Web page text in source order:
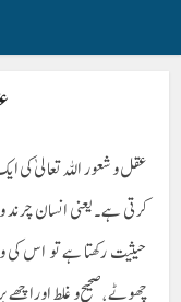
عقل و شعور اللہ تعالیٰ
کرتی ہے۔یعنی انسان چرند
حیثیت رکھتا ہے تو اس
چھوٹے ،صحیح و غلط اور اچھے